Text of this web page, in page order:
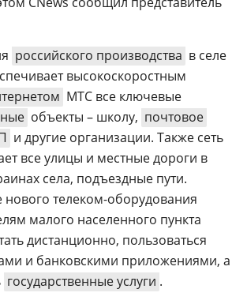
российского производства в селе
высокоскоростным
МТС все ключевые
объекты – школу, почтовое
и другие организации. Также сеть
все улицы и местные дороги в
села, подъездные пути.
телеком-оборудования
малого населенного пункта
дистанционно, пользоваться
и банковскими приложениями, а
государственные услуги .